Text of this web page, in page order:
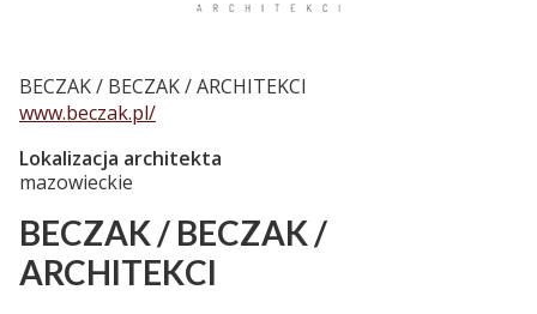
BECZAK / BECZAK /
ARCHITEKCI
BECZAK / BECZAK / ARCHITEKCI
www.beczak.pl/
Lokalizacja architekta
mazowieckie